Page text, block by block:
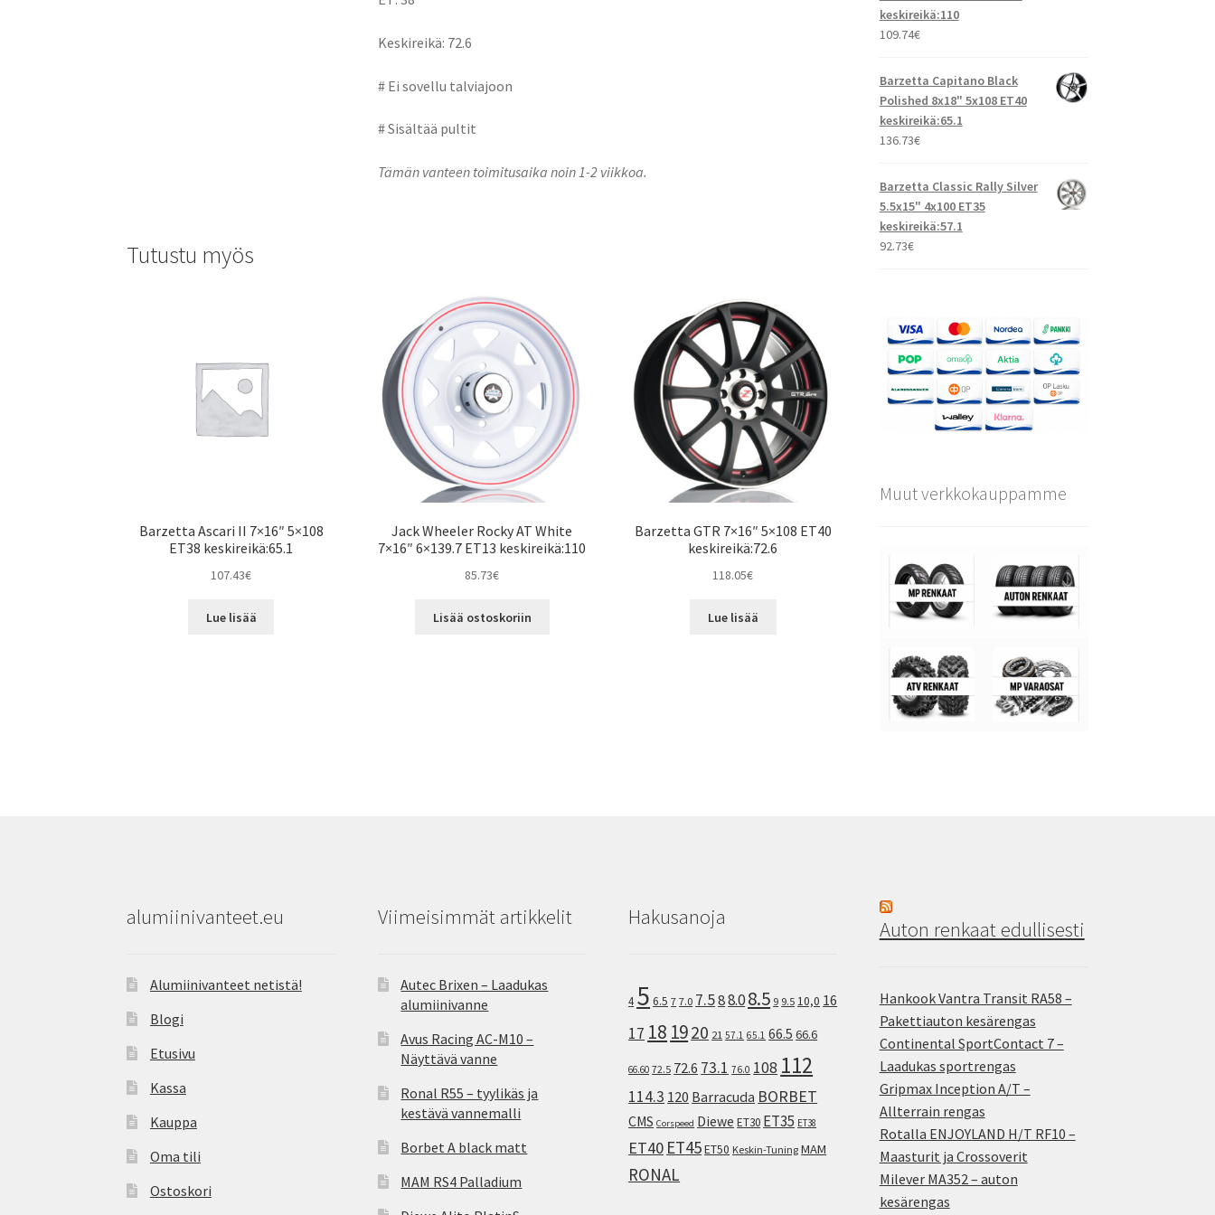
Keskireikä: 72.6
# Ei sovellu talviajoon
# Sisältää pultit
Tämän vanteen toimitusaika noin 1-2 viikkoa.
Tutustu myös
Barzetta Ascari II 7×16″ 5×108
ET38 keskireikä:65.1
107.43€
Lue lisää
Jack Wheeler Rocky AT White
7×16″ 6×139.7 ET13 keskireikä:110
85.73€
Lisää ostoskoriin
Barzetta GTR 7×16″ 5×108 ET40
keskireikä:72.6
118.05€
Lue lisää
keskireikä:110
109.74€
Barzetta Capitano Black
Polished 8x18" 5x108 ET40
keskireikä:65.1
136.73€
Barzetta Classic Rally Silver
5.5x15" 4x100 ET35
keskireikä:57.1
92.73€
Muut verkkokauppamme
alumiinivanteet.eu
Alumiinivanteet netistä!
Blogi
Etusivu
Kassa
Kauppa
Oma tili
Ostoskori
Viimeisimmät artikkelit
Autec Brixen – Laadukas
alumiinivanne
Avus Racing AC-M10 –
Näyttävä vanne
Ronal R55 – tyylikäs ja
kestävä vannemalli
Borbet A black matt
MAM RS4 Palladium
Hakusanoja
4 5 6.5 7 7.0 7.588.08.5 9 9.5 10,0 16
17 18 1920 21 57.1 65.1 66.5 66.6
66.60 72.5 72.6 73.1 76.0 108 112
114.3 120 Barracuda BORBET
CMS Corspeed Diewe ET30 ET35 ET38
ET40 ET45ET50 Keskin-Tuning MAM
RONAL
Auton renkaat edullisesti
Hankook Vantra Transit RA58 –
Pakettiauton kesärengas
Continental SportContact 7 –
Laadukas sportrengas
Gripmax Inception A/T –
Allterrain rengas
Rotalla ENJOYLAND H/T RF10 –
Maasturit ja Crossoverit
Milever MA352 – auton
kesärengas